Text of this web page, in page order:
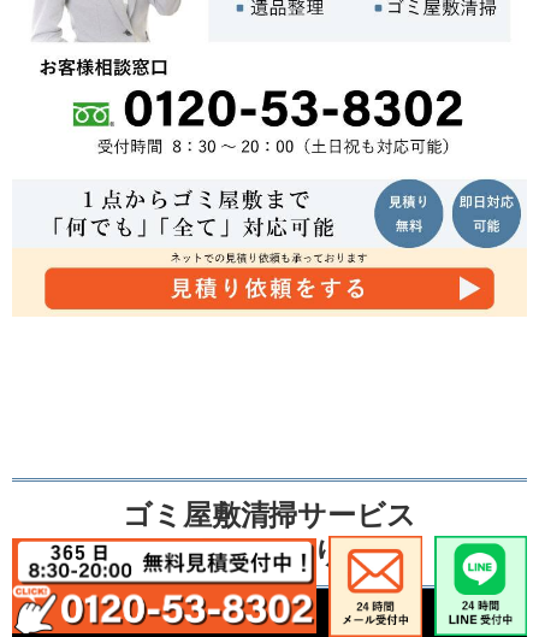
ゴミ屋敷清掃サービス
不用品の買取り事例